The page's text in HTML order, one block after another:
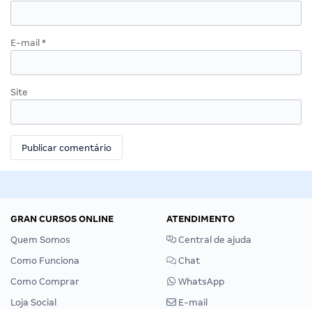
E-mail *
Site
GRAN CURSOS ONLINE
Quem Somos
Como Funciona
Como Comprar
Loja Social
ATENDIMENTO
Central de ajuda
Chat
WhatsApp
E-mail